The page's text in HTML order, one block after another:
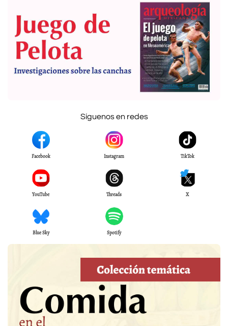
Síguenos en redes
Facebook Instagram TikTok
YouTube Threads X
Blue Sky Spotify